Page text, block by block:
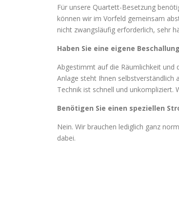
Für unsere Quartett-Besetzung
können wir im Vorfeld gemeinsam
nicht zwangsläufig erforderlich, sehr
Haben Sie eine eigene
Abgestimmt auf die Räumlichkeit und
Anlage steht Ihnen selbstverständlich
Technik ist schnell und unkompliziert.
Benötigen Sie einen speziellen
Nein. Wir brauchen lediglich ganz
dabei.